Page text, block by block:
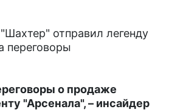
отправил легенду
переговоры
о продаже
"Арсенала", – инсайдер